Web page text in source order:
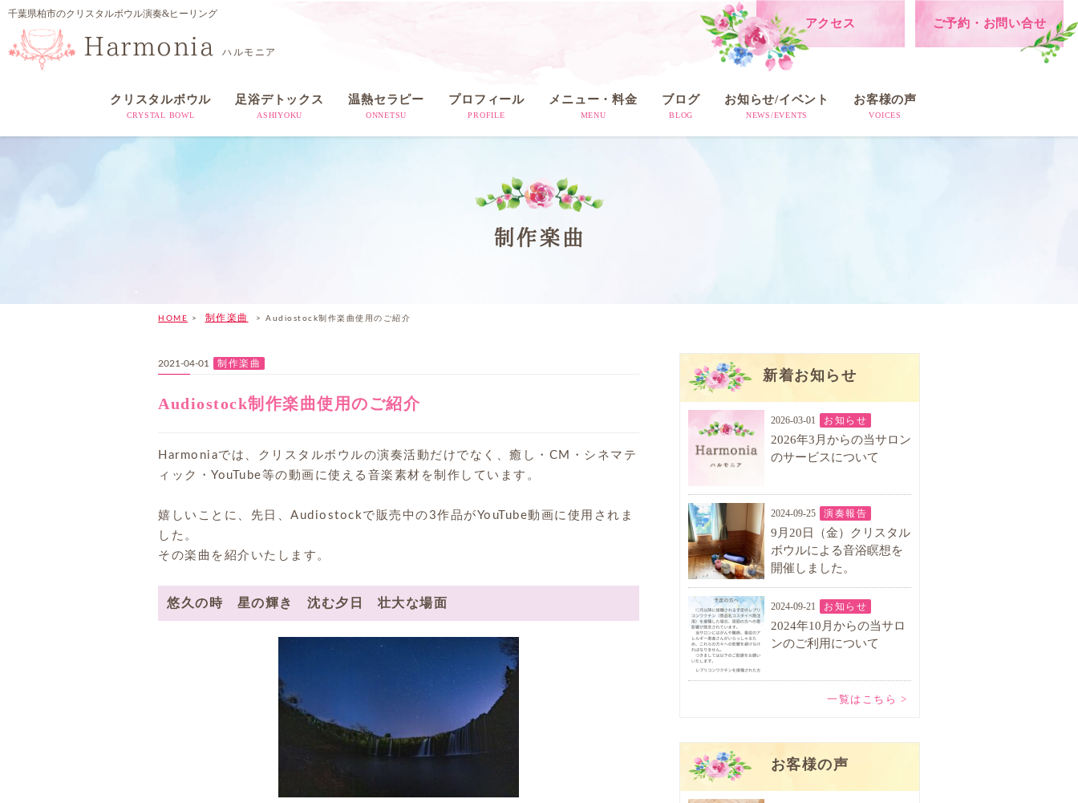
千葉県柏市のクリスタルボウル演奏&ヒーリング
Harmonia ハルモニア
アクセス ご予約・お問い合せ
クリスタルボウル
CRYSTAL BOWL
足浴デトックス
ASHIYOKU
温熱セラピー
ONNETSU
プロフィール
PROFILE
メニュー・料金
MENU
ブログ
BLOG
お知らせ/イベント
NEWS/EVENTS
お客様の声
VOICES
制作楽曲
HOME > 制作楽曲 > Audiostock制作楽曲使用のご紹介
2021-04-01 制作楽曲
Audiostock制作楽曲使用のご紹介
Harmoniaでは、クリスタルボウルの演奏活動だけでなく、癒し・CM・シネマテ
ィック・YouTube等の動画に使える音楽素材を制作しています。
嬉しいことに、先日、Audiostockで販売中の3作品がYouTube動画に使用されま
した。
その楽曲を紹介いたします。
悠久の時 星の輝き 沈む夕日 壮大な場面
新着お知らせ
2026-03-01 お知らせ
2026年3月からの当サロン
のサービスについて
2024-09-25 演奏報告
9月20日（金）クリスタル
ボウルによる音浴瞑想を
開催しました。
2024-09-21 お知らせ
2024年10月からの当サロ
ンのご利用について
一覧はこちら >
お客様の声